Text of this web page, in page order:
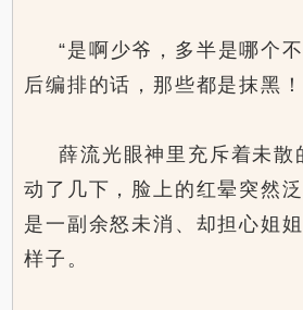
“是啊少爷，多半是哪个
后编排的话，那些都是抹黑
薛流光眼神里充斥着未散
动了几下，脸上的红晕突然
是一副余怒未消、却担心姐
样子。